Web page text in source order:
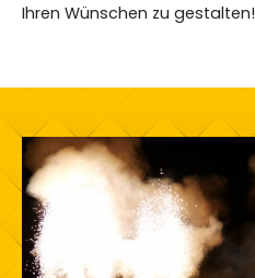
Ihren Wünschen zu gestalten!